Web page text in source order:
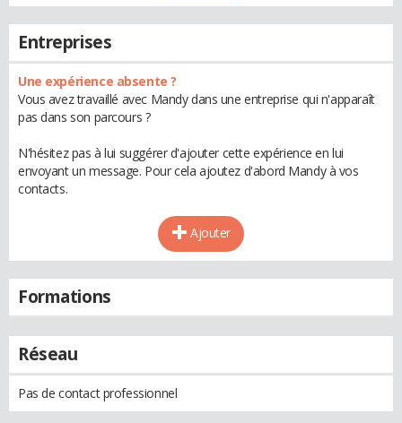
Entreprises
Une expérience absente ?
Vous avez travaillé avec Mandy dans une entreprise qui n'apparaît
pas dans son parcours ?
N'hésitez pas à lui suggérer d'ajouter cette expérience en lui
envoyant un message. Pour cela ajoutez d'abord Mandy à vos
contacts.
Ajouter
Formations
Réseau
Pas de contact professionnel